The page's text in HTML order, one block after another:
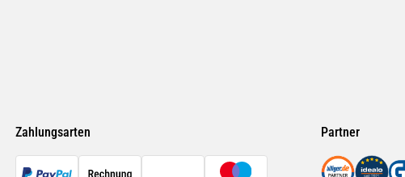
Zahlungsarten Partner